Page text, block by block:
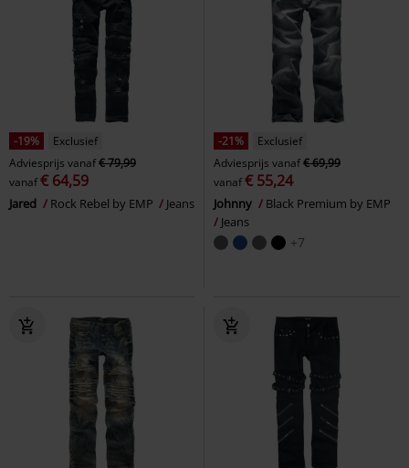
-19%
Exclusief
Adviesprijs vanaf€ 79,99
vanaf€ 64,59
Jared Rock Rebel by EMP Jeans
-21%
Exclusief
Adviesprijs vanaf€ 69,99
vanaf€ 55,24
Johnny
Black Premium by EMP
Jeans
+7